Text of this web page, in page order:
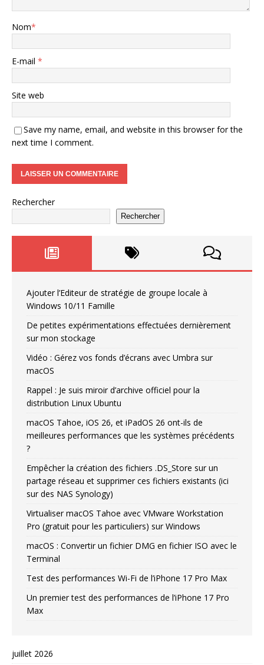
Nom*
E-mail *
Site web
Save my name, email, and website in this browser for the
next time I comment.
Rechercher
Rechercher
Ajouter l’Editeur de stratégie de groupe locale à
Windows 10/11 Famille
De petites expérimentations effectuées dernièrement
sur mon stockage
Vidéo : Gérez vos fonds d’écrans avec Umbra sur
macOS
Rappel : Je suis miroir d’archive officiel pour la
distribution Linux Ubuntu
macOS Tahoe, iOS 26, et iPadOS 26 ont-ils de
meilleures performances que les systèmes précédents
?
Empêcher la création des fichiers .DS_Store sur un
partage réseau et supprimer ces fichiers existants (ici
sur des NAS Synology)
Virtualiser macOS Tahoe avec VMware Workstation
Pro (gratuit pour les particuliers) sur Windows
macOS : Convertir un fichier DMG en fichier ISO avec le
Terminal
Test des performances Wi-Fi de l’iPhone 17 Pro Max
Un premier test des performances de l’iPhone 17 Pro
Max
juillet 2026